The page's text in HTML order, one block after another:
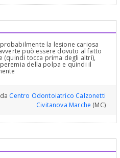
la lesione cariosa
può essere dovuto al fatto
(quindi tocca prima degli altri),
della polpa e quindi il
Centro Odontoiatrico Calzonetti
Civitanova Marche (MC)